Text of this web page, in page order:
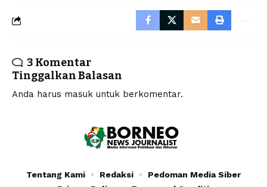
3 Komentar
Tinggalkan Balasan
Anda harus masuk untuk berkomentar.
Tentang Kami Redaksi
Pedoman Media Siber